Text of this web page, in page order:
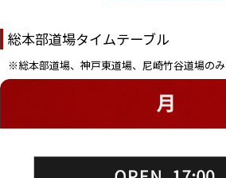
総本部道場タイムテーブル
※総本部道場、神戸東道場、尼崎竹谷道場のみ